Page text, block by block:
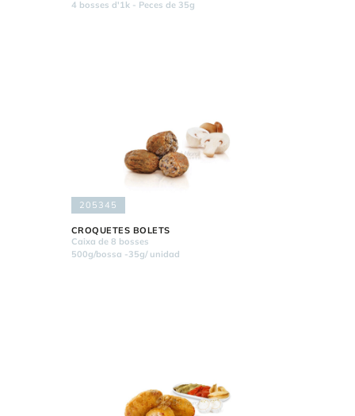
4 bosses d'1k - Peces de 35g
205345
CROQUETES BOLETS
Caixa de 8 bosses
500g/bossa -35g/ unidad